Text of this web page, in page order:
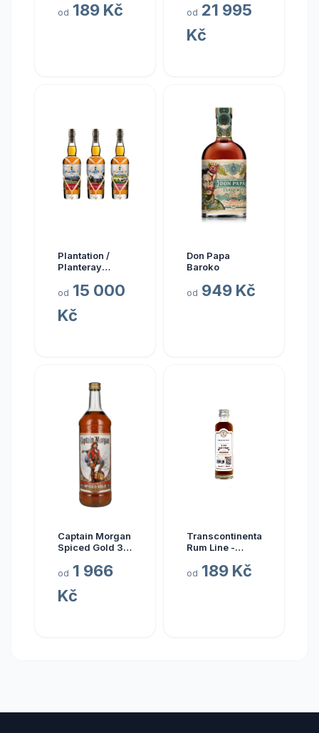
od 189 Kč od 21 995
Kč
Plantation /
Planteray
Sada Single
Cellar 2024
od 15 000
Kč
Don Papa
Baroko
od 949 Kč
Captain Morgan
Spiced Gold 3l
od 1 966
Kč
Transcontinental
Rum Line -
2015
od 189 Kč